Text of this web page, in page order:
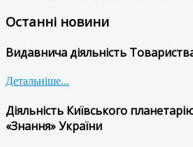
Останні новини
Видавнича діяльність
Детальніше...
Діяльність Київського
«Знання» України